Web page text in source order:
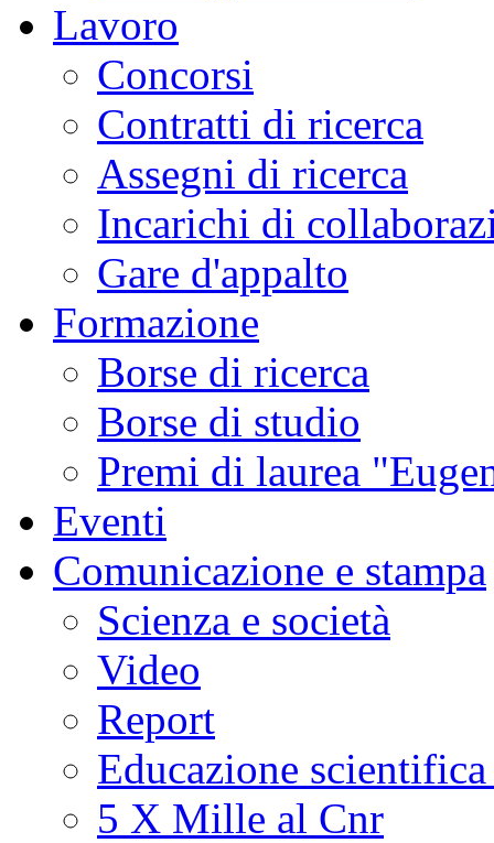
Lavoro
Concorsi
Contratti di ricerca
Assegni di ricerca
Incarichi di
Gare d'appalto
Formazione
Borse di ricerca
Borse di studio
Premi di laurea
Eventi
Comunicazione e stampa
Scienza e società
Video
Report
Educazione
5 X Mille al Cnr